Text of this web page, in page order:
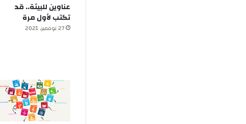
عناوين للبيئة.. قد
تكتب لأول مرة
27 نوفمبر, 2021